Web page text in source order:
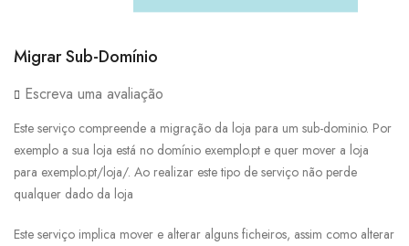
Migrar Sub-Domínio
Escreva uma avaliação
Este serviço compreende a migração da loja para um sub-dominio. Por
exemplo a sua loja está no domínio exemplo.pt e quer mover a loja
para exemplo.pt/loja/. Ao realizar este tipo de serviço não perde
qualquer dado da loja
Este serviço implica mover e alterar alguns ficheiros, assim como alterar